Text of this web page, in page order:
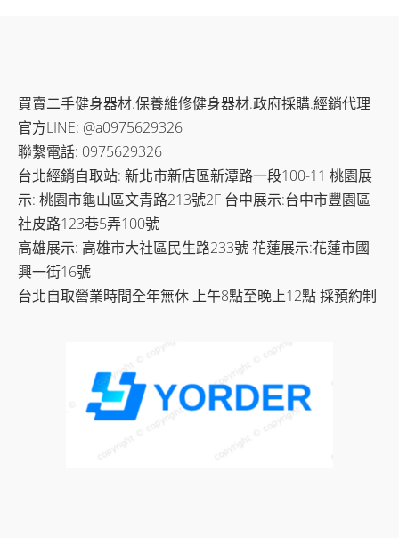
買賣二手健身器材.保養維修健身器材.政府採購.經銷代理
官方LINE: @a0975629326
聯繫電話: 0975629326
台北經銷自取站: 新北市新店區新潭路一段100-11 桃園展
示: 桃園市龜山區文青路213號2F 台中展示:台中市豐園區
社皮路123巷5弄100號
高雄展示: 高雄市大社區民生路233號 花蓮展示:花蓮市國
興一街16號
台北自取營業時間全年無休 上午8點至晚上12點 採預約制